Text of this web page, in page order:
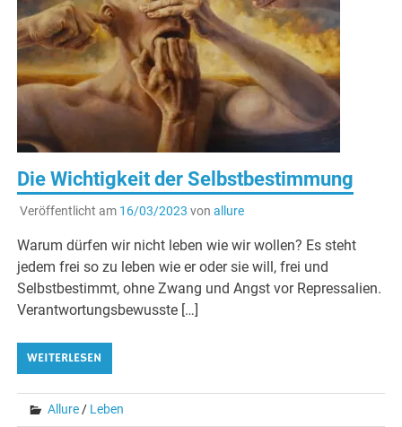
Die Wichtigkeit der Selbstbestimmung
Veröffentlicht am 16/03/2023 von allure
Warum dürfen wir nicht leben wie wir wollen? Es steht
jedem frei so zu leben wie er oder sie will, frei und
Selbstbestimmt, ohne Zwang und Angst vor Repressalien.
Verantwortungsbewusste […]
WEITERLESEN
Allure / Leben